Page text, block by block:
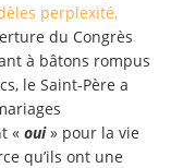
perplexité,
du Congrès
à bâtons rompus
le Saint-Père a
« oui» pour la vie
qu’ils ont une